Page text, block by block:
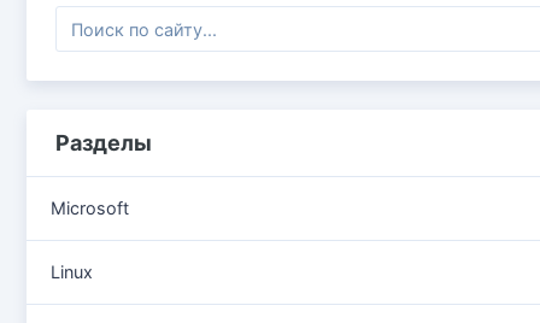
Разделы
Microsoft
Linux